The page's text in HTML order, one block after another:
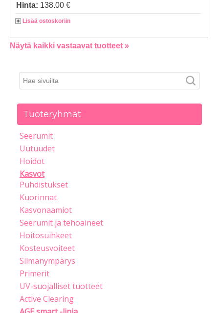
Hinta: 138.00 €
Lisää ostoskoriin
Näytä kaikki vastaavat tuotteet »
Tuoteryhmät
Seerumit
Uutuudet
Hoidot
Kasvot
Puhdistukset
Kuorinnat
Kasvonaamiot
Seerumit ja tehoaineet
Hoitosuihkeet
Kosteusvoiteet
Silmänympärys
Primerit
UV-suojalliset tuotteet
Active Clearing